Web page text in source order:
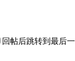
回帖后跳转到最后